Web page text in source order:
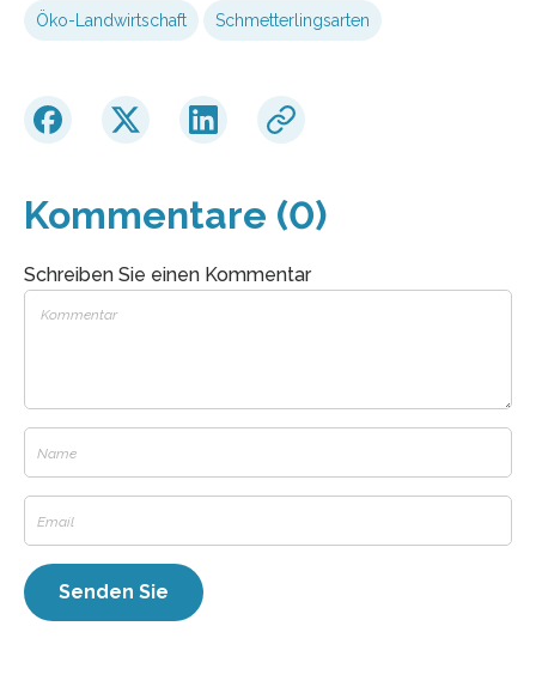
Öko-Landwirtschaft Schmetterlingsarten
Kommentare (0)
Schreiben Sie einen Kommentar